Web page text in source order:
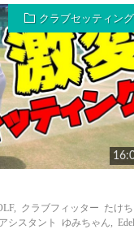
クラブセッティング
, クラブフィッター たけち
アシスタント ゆみちゃん
Edel